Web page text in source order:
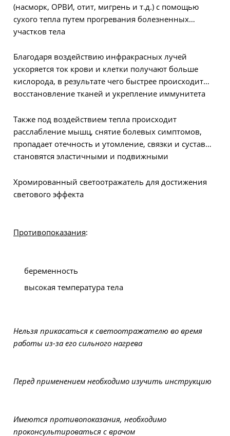
(насморк, ОРВИ, отит, мигрень и т.д.) с помощью
сухого тепла путем прогревания болезненных
участков тела
Благодаря воздействию инфракрасных лучей
ускоряется ток крови и клетки получают больше
кислорода, в результате чего быстрее происходит
восстановление тканей и укрепление иммунитета
Также под воздействием тепла происходит
расслабление мышц, снятие болевых симптомов,
пропадает отечность и утомление, связки и суставы
становятся эластичными и подвижными
Хромированный светоотражатель для достижения
светового эффекта
Противопоказания:
беременность
высокая температура тела
Нельзя прикасаться к светоотражателю во время
работы из-за его сильного нагрева
Перед применением необходимо изучить инструкцию
Имеются противопоказания, необходимо
проконсультироваться с врачом